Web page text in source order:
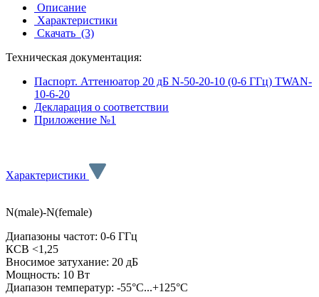
Описание
Характеристики
Скачать (3)
Техническая документация:
Паспорт. Аттенюатор 20 дБ N-50-20-10 (0-6 ГГц) TWAN-
10-6-20
Декларация о соответствии
Приложение №1
Характеристики
N(male)-N(female)
Диапазоны частот: 0-6 ГГц
КСВ <1,25
Вносимое затухание: 20 дБ
Мощность: 10 Вт
Диапазон температур: -55°C...+125°C